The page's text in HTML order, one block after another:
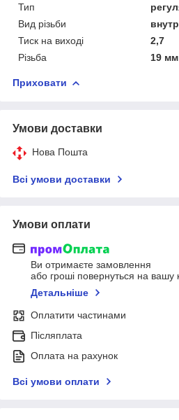
Тип
Вид різьби
Тиск на виході
2,7
Різьба
19
Приховати
Умови доставки
Нова Пошта
Всі умови доставки
Умови оплати
Ви отримаєте замовлення
або гроші повернуться на вашу
Детальніше
Оплатити частинами
Післяплата
Оплата на рахунок
Всі умови оплати